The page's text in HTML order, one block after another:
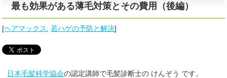
最も効果がある薄毛対策とその費用（後編）
[ヘアマックス ,若ハゲの予防と解決]
日本毛髪科学協会の認定講師で毛髪診断士の けんぞう です。